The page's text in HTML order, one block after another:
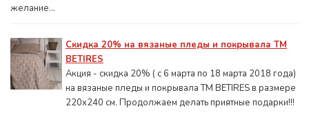
желание...
Скидка 20% на вязаные пледы и покрывала ТМ
BETIRES
Акция - скидка 20% ( с 6 марта по 18 марта 2018 года)
на вязаные пледы и покрывала ТМ BETIRES в размере
220х240 см. Продолжаем делать приятные подарки!!!